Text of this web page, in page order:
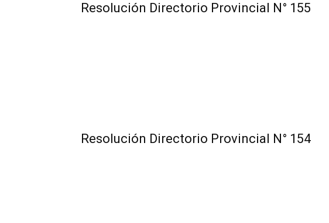
Resolución Directorio Provincial N° 155
Resolución Directorio Provincial N° 154